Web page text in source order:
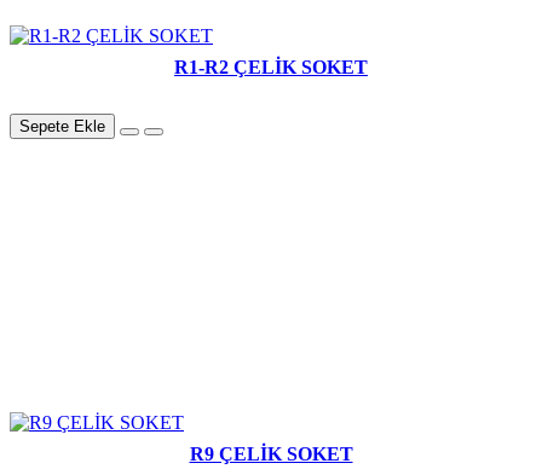
R1-R2 ÇELİK SOKET
Sepete Ekle
R9 ÇELİK SOKET